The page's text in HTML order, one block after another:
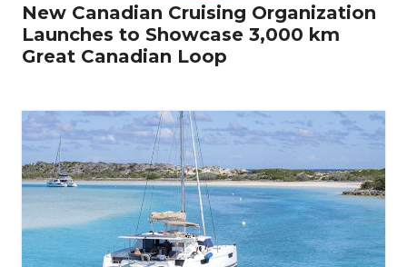
New Canadian Cruising Organization
Launches to Showcase 3,000 km
Great Canadian Loop